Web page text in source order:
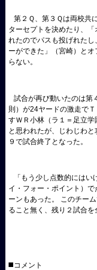
第２Ｑ、第３Ｑは両校共
ターセプトを決めたり、
れたのでパスも投げれた
ーができた」（宮崎）と
らない。
試合が再び動いたのは第
則）が24ヤードの激走で
すＷＲ小林（ラ１＝足立
と思われたが、じわじわ
９で試合終了となった。
「もう少し点数的にはい
イ・フォー・ポイント）
ーンもあった。 このチー
ること無く、残り２試合を
◼️コメント